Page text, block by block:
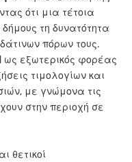
ότι μια τέτοια
τη δυνατότητα
πόρων τους.
ως εξωτερικός φορέας
τιμολογίων και
με γνώμονα τις
στην περιοχή σε
θετικοί